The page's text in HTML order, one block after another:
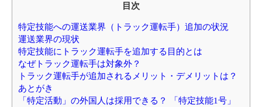
目次
特定技能への運送業界（トラック運転手）追加の状況
運送業界の現状
特定技能にトラック運転手を追加する目的とは
なぜトラック運転手は対象外？
トラック運転手が追加されるメリット・デメリットは？
あとがき
「特定活動」の外国人は採用できる？ 「特定技能1号」